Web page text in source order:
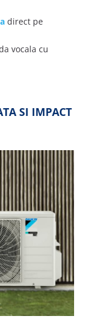
direct pe
vocala cu
SI IMPACT